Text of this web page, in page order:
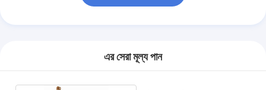
এর সেরা মূল্য পান